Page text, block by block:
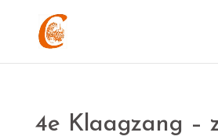
4e Klaagzang –